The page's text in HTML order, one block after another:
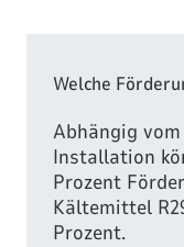
Welche
Abhängig
Installation
Prozent
Kältemittel
Prozent.